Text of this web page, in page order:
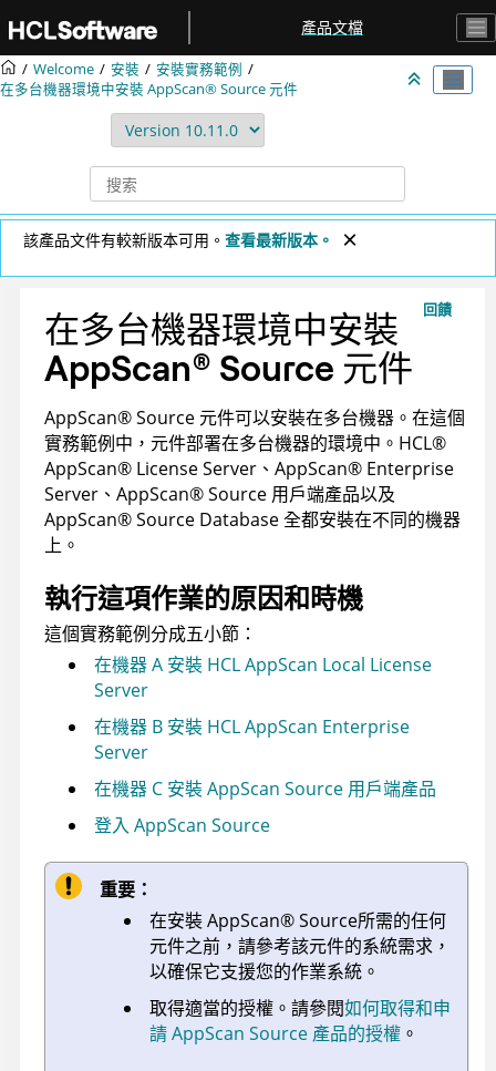
產品文檔
Welcome 安裝
安裝實務範例
在多台機器環境中安裝 AppScan® Source元件
該產品文件有較新版本可用。 查看最新版本。
回饋
在多台機器環境中安裝
AppScan® Source 元件
AppScan®Source 元件可以安裝在多台機器。在這個
實務範例中，元件部署在多台機器的環境中。 HCL®
AppScan® License Server 、 AppScan® Enterprise
Server 、 AppScan®Source 用戶端產品以及
AppScan®Source Database全都安裝在不同的機器
上。
執行這項作業的原因和時機
這個實務範例分成五小節：
在機器 A 安裝 HCL AppScan Local License
Server
在機器 B 安裝 HCL AppScan Enterprise
Server
在機器 C 安裝 AppScan Source 用戶端產品
登入 AppScan Source
重要：
在安裝AppScan®Source所需的任何
元件之前，請參考該元件的系統需求，
以確保它支援您的作業系統。
取得適當的授權。請參閱如何取得和申
請 AppScan Source 產品的授權 。